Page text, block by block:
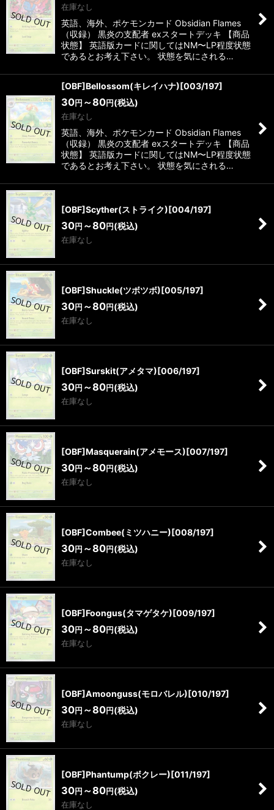
在庫なし
英語、海外、ポケモンカード Obsidian Flames
（収録） 黒炎の支配者 exスタートデッキ 【商品
状態】 英語版カードに関してはNM〜LP程度状態
であるとお考え下さい。 状態を気にされる…
[OBF]Bellossom(キレイハナ)[003/197]
30円 ～80円 (税込)
在庫なし
英語、海外、ポケモンカード Obsidian Flames
（収録） 黒炎の支配者 exスタートデッキ 【商品
状態】 英語版カードに関してはNM〜LP程度状態
であるとお考え下さい。 状態を気にされる…
[OBF]Scyther(ストライク)[004/197]
30円 ～80円 (税込)
在庫なし
[OBF]Shuckle(ツボツボ)[005/197]
30円 ～80円 (税込)
在庫なし
[OBF]Surskit(アメタマ)[006/197]
30円 ～80円 (税込)
在庫なし
[OBF]Masquerain(アメモース)[007/197]
30円 ～80円 (税込)
在庫なし
[OBF]Combee(ミツハニー)[008/197]
30円 ～80円 (税込)
在庫なし
[OBF]Foongus(タマゲタケ)[009/197]
30円 ～80円 (税込)
在庫なし
[OBF]Amoonguss(モロバレル)[010/197]
30円 ～80円 (税込)
在庫なし
[OBF]Phantump(ボクレー)[011/197]
30円 ～80円 (税込)
在庫なし